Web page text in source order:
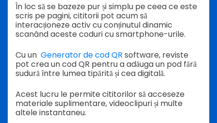
În loc să se bazeze pur și simplu pe ceea ce este
scris pe pagini, cititorii pot acum să
interacționeze activ cu conținutul dinamic
scanând aceste coduri cu smartphone-urile.
Cu un Generator de cod QR software, reviste
pot crea un cod QR pentru a adăuga un pod fără
sudură între lumea tipărită și cea digitală.
Acest lucru le permite cititorilor să acceseze
materiale suplimentare, videoclipuri și multe
altele instantaneu.